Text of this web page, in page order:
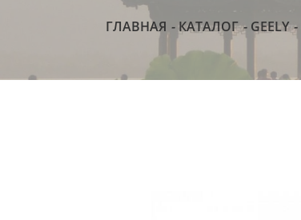
ГЛАВНАЯ КАТАЛОГ GEELY